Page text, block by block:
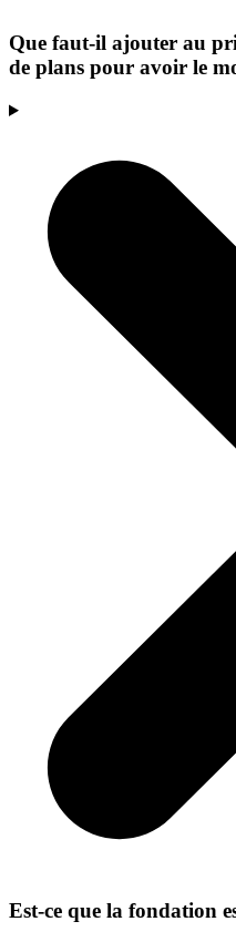
Que faut-il ajouter au
de plans pour avoir le
Est-ce que la fondation